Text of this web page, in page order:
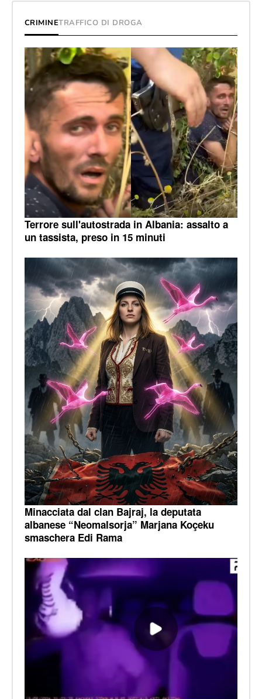
CRIMINETRAFFICO DI DROGA
Terrore sull'autostrada in Albania: assalto a
un tassista, preso in 15 minuti
Minacciata dal clan Bajraj, la deputata
albanese “Neomalsorja” Marjana Koçeku
smaschera Edi Rama